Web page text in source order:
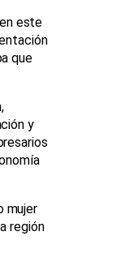
este
que
y
mujer
región